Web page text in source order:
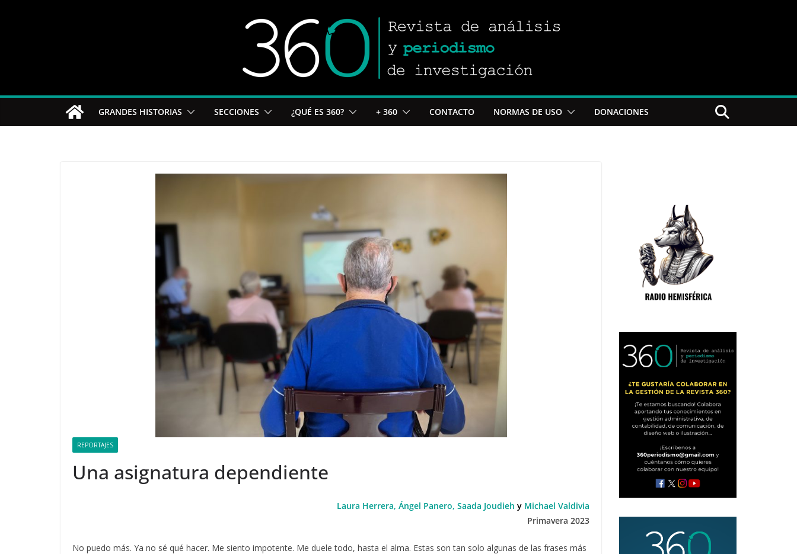
GRANDES HISTORIAS SECCIONES ¿QUÉ ES 360? + 360 CONTACTO NORMAS DE USO DONACIONES
REPORTAJES
Una asignatura dependiente
Laura Herrera, Ángel Panero, Saada Joudieh y Michael Valdivia
Primavera 2023
No puedo más. Ya no sé qué hacer. Me siento impotente. Me duele todo, hasta el alma. Estas son tan solo algunas de las frases más